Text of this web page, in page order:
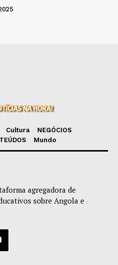
Cultura
NEGÓCIOS
Mundo
agregadora de
sobre Angola e